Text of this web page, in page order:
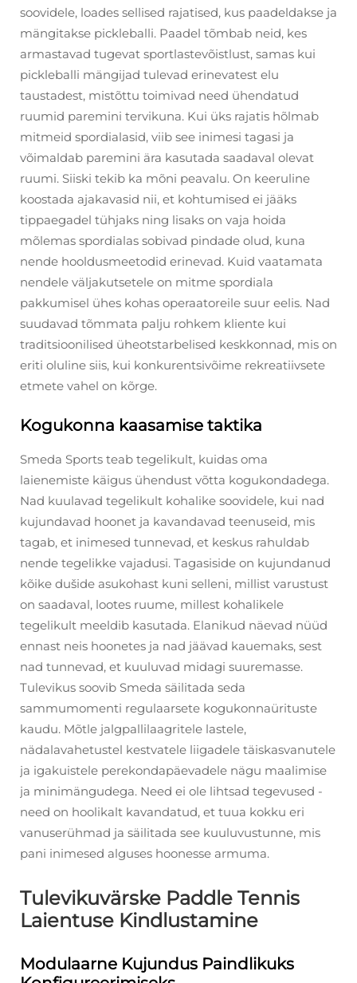
soovidele, loades sellised rajatised, kus paadeldakse ja
mängitakse pickleballi. Paadel tõmbab neid, kes
armastavad tugevat sportlastevõistlust, samas kui
pickleballi mängijad tulevad erinevatest elu
taustadest, mistõttu toimivad need ühendatud
ruumid paremini tervikuna. Kui üks rajatis hõlmab
mitmeid spordialasid, viib see inimesi tagasi ja
võimaldab paremini ära kasutada saadaval olevat
ruumi. Siiski tekib ka mõni peavalu. On keeruline
koostada ajakavasid nii, et kohtumised ei jääks
tippaegadel tühjaks ning lisaks on vaja hoida
mõlemas spordialas sobivad pindade olud, kuna
nende hooldusmeetodid erinevad. Kuid vaatamata
nendele väljakutsetele on mitme spordiala
pakkumisel ühes kohas operaatoreile suur eelis. Nad
suudavad tõmmata palju rohkem kliente kui
traditsioonilised üheotstarbelised keskkonnad, mis on
eriti oluline siis, kui konkurentsivõime rekreatiivsete
etmete vahel on kõrge.
Kogukonna kaasamise taktika
Smeda Sports teab tegelikult, kuidas oma
laienemiste käigus ühendust võtta kogukondadega.
Nad kuulavad tegelikult kohalike soovidele, kui nad
kujundavad hoonet ja kavandavad teenuseid, mis
tagab, et inimesed tunnevad, et keskus rahuldab
nende tegelikke vajadusi. Tagasiside on kujundanud
kõike dušide asukohast kuni selleni, millist varustust
on saadaval, lootes ruume, millest kohalikele
tegelikult meeldib kasutada. Elanikud näevad nüüd
ennast neis hoonetes ja nad jäävad kauemaks, sest
nad tunnevad, et kuuluvad midagi suuremasse.
Tulevikus soovib Smeda säilitada seda
sammumomenti regulaarsete kogukonnaürituste
kaudu. Mõtle jalgpallilaagritele lastele,
nädalavahetustel kestvatele liigadele täiskasvanutele
ja igakuistele perekondapäevadele nägu maalimise
ja minimängudega. Need ei ole lihtsad tegevused -
need on hoolikalt kavandatud, et tuua kokku eri
vanuserühmad ja säilitada see kuuluvustunne, mis
pani inimesed alguses hoonesse armuma.
Tulevikuvärske Paddle Tennis
Laientuse Kindlustamine
Modulaarne Kujundus Paindlikuks